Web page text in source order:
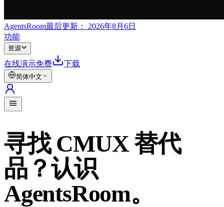
AgentsRoom最后更新：
2026年8月6日
功能
资源
在线演示免费 下载
简体中文
寻找 CMUX 替代
品？认识
AgentsRoom。